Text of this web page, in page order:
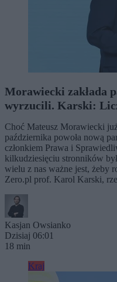
Morawiecki zakłada
wyrzucili. Karski:
Choć Mateusz Morawiecki
października powoła nową
członkiem Prawa i
kilkudziesięciu stronników
wielu z nas ważne jest, żeby
Zero.pl prof. Karol Karski,
Kasjan Owsianko
Dzisiaj 06:01
18 min
Kraj